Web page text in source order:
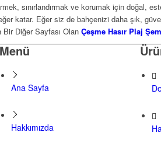
sınırlandırmak ve korumak için doğal,
katar. Eğer siz de bahçenizi daha şık,
Bir Diğer Sayfası Olan Çeşme Hasır Plaj
Menü
Ana Sayfa
Hakkımızda